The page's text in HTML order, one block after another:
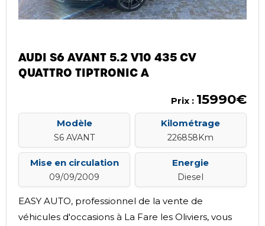
AUDI S6 AVANT 5.2 V10 435 CV
QUATTRO TIPTRONIC A
Prix : 15990€
Modèle
S6 AVANT
Kilométrage
226858Km
Mise en circulation
09/09/2009
Energie
Diesel
EASY AUTO, professionnel de la vente de
véhicules d'occasions à La Fare les Oliviers, vous